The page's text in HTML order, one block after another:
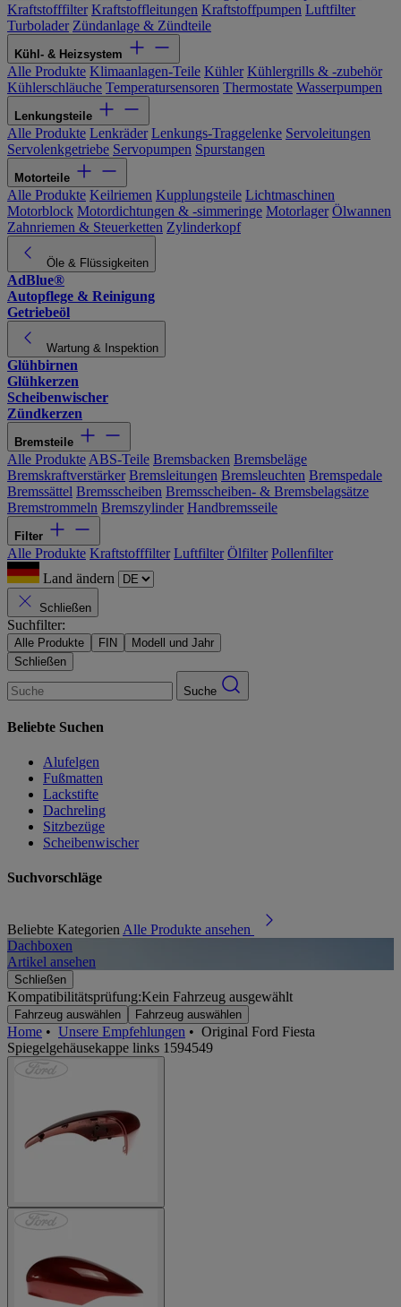
Kraftstofffilter Kraftstoffleitungen Kraftstoffpumpen Luftfilter
Turbolader Zündanlage & Zündteile
Kühl- & Heizsystem
Alle Produkte Klimaanlagen-Teile Kühler Kühlergrills & -zubehör
Kühlerschläuche Temperatursensoren Thermostate Wasserpumpen
Lenkungsteile
Alle Produkte Lenkräder Lenkungs-Traggelenke Servoleitungen
Servolenkgetriebe Servopumpen Spurstangen
Motorteile
Alle Produkte Keilriemen Kupplungsteile Lichtmaschinen
Motorblock Motordichtungen & -simmeringe Motorlager Ölwannen
Zahnriemen & Steuerketten Zylinderkopf
Öle & Flüssigkeiten
AdBlue®
Autopflege & Reinigung
Getriebeöl
Wartung & Inspektion
Glühbirnen
Glühkerzen
Scheibenwischer
Zündkerzen
Bremsteile
Alle Produkte ABS-Teile Bremsbacken Bremsbeläge
Bremskraftverstärker Bremsleitungen Bremsleuchten Bremspedale
Bremssättel Bremsscheiben Bremsscheiben- & Bremsbelagsätze
Bremstrommeln Bremszylinder Handbremsseile
Filter
Alle Produkte Kraftstofffilter Luftfilter Ölfilter Pollenfilter
Land ändern
Schließen
Suchfilter:
Alle Produkte FIN
Modell und Jahr
Schließen
Suche
Beliebte Suchen
Alufelgen
Fußmatten
Lackstifte
Dachreling
Sitzbezüge
Scheibenwischer
Suchvorschläge
Beliebte Kategorien Alle Produkte ansehen
Dachboxen
Artikel ansehen
Schließen
Kompatibilitätsprüfung:Kein Fahrzeug ausgewählt
Fahrzeug auswählen Fahrzeug auswählen
Home • Unsere Empfehlungen • Original Ford Fiesta
Spiegelgehäusekappe links 1594549